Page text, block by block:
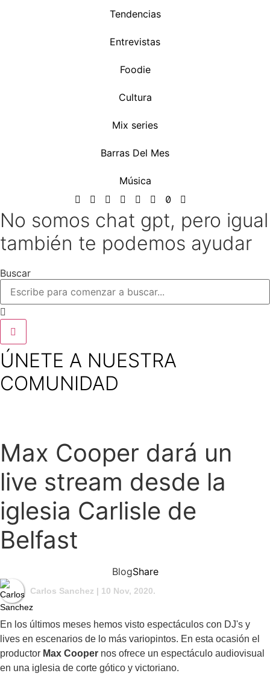
Tendencias
Entrevistas
Foodie
Cultura
Mix series
Barras Del Mes
Música
No somos chat gpt, pero igual
también te podemos ayudar
Buscar
ÚNETE A NUESTRA
COMUNIDAD
Max Cooper dará un
live stream desde la
iglesia Carlisle de
Belfast
BlogShare
Carlos Sanchez | 10 Nov, 2020.
En los últimos meses hemos visto espectáculos con DJ's y
lives en escenarios de lo más variopintos. En esta ocasión el
productor Max Cooper nos ofrece un espectáculo audiovisual
en una iglesia de corte gótico y victoriano.